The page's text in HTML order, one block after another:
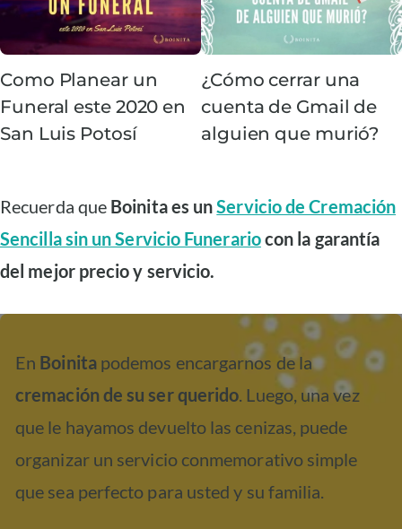
Como Planear un
Funeral este 2020 en
San Luis Potosí
¿Cómo cerrar una
cuenta de Gmail de
alguien que murió?
Recuerda que Boinita es unServicio de Cremación
Sencilla sin un Servicio Funerariocon la garantía
del mejor precio y servicio.
En Boinita podemos encargarnos de la
cremación de su ser querido . Luego, una vez
que le hayamos devuelto las cenizas, puede
organizar un servicio conmemorativo simple
que sea perfecto para usted y su familia.